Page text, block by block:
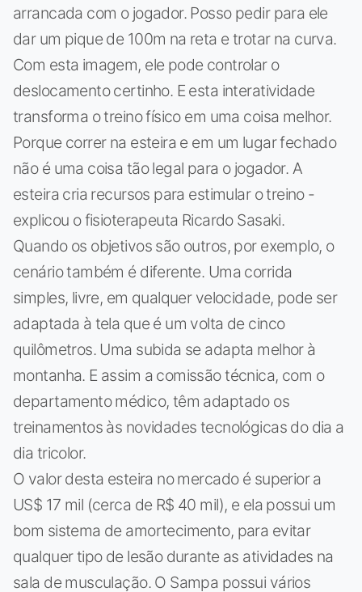
arrancada com o jogador. Posso pedir para ele
dar um pique de 100m na reta e trotar na curva.
Com esta imagem, ele pode controlar o
deslocamento certinho. E esta interatividade
transforma o treino físico em uma coisa melhor.
Porque correr na esteira e em um lugar fechado
não é uma coisa tão legal para o jogador. A
esteira cria recursos para estimular o treino -
explicou o fisioterapeuta Ricardo Sasaki.
Quando os objetivos são outros, por exemplo, o
cenário também é diferente. Uma corrida
simples, livre, em qualquer velocidade, pode ser
adaptada à tela que é um volta de cinco
quilômetros. Uma subida se adapta melhor à
montanha. E assim a comissão técnica, com o
departamento médico, têm adaptado os
treinamentos às novidades tecnológicas do dia a
dia tricolor.
O valor desta esteira no mercado é superior a
US$ 17 mil (cerca de R$ 40 mil), e ela possui um
bom sistema de amortecimento, para evitar
qualquer tipo de lesão durante as atividades na
sala de musculação. O Sampa possui vários